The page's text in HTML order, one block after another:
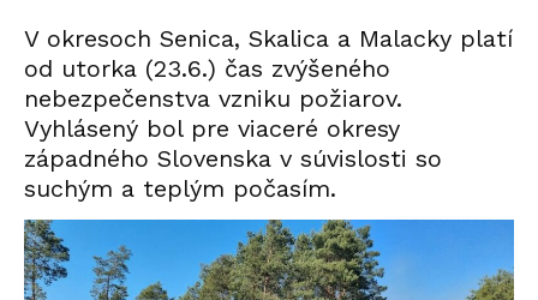
V okresoch Senica, Skalica a Malacky platí
od utorka (23.6.) čas zvýšeného
nebezpečenstva vzniku požiarov.
Vyhlásený bol pre viaceré okresy
západného Slovenska v súvislosti so
suchým a teplým počasím.